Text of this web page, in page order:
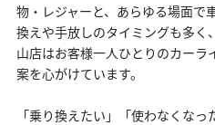
物・レジャーと、あらゆる場面で
換えや手放しのタイミングも多く
山店はお客様一人ひとりのカーラ
案を心がけています。
「乗り換えたい」「使わなくなっ